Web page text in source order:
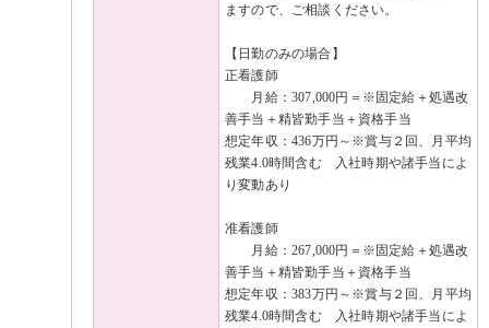
ますので、ご相談ください。
【日勤のみの場合】
正看護師
月給：307,000円＝※固定給＋処遇改
善手当＋精皆勤手当＋資格手当
想定年収：436万円～※賞与２回、月平均
残業4.0時間含む 入社時期や諸手当によ
り変動あり
准看護師
月給：267,000円＝※固定給＋処遇改
善手当＋精皆勤手当＋資格手当
想定年収：383万円～※賞与２回、月平均
残業4.0時間含む 入社時期や諸手当によ